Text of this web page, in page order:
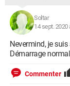
Soltar
14 sept. 2020
Nevermind, je
Démarrage
Commenter